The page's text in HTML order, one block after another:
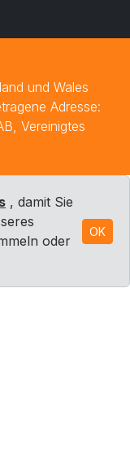
und Wales
Adresse:
Vereinigtes
, damit Sie
oder
OK